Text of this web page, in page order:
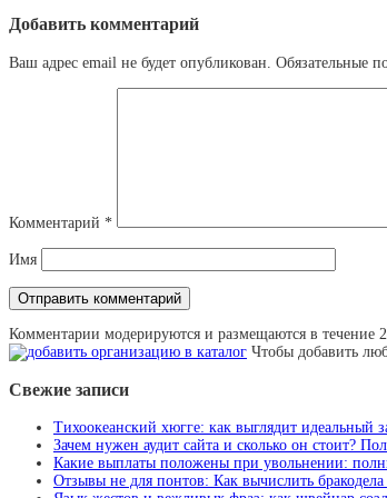
Добавить комментарий
Ваш адрес email не будет опубликован. Обязательные
Комментарий *
Имя
Комментарии модерируются и размещаются в течение
Чтобы добавить
Свежие записи
Тихоокеанский хюгге: как выглядит идеальный
Зачем нужен аудит сайта и сколько он стоит?
Какие выплаты положены при увольнении:
Отзывы не для понтов: Как вычислить